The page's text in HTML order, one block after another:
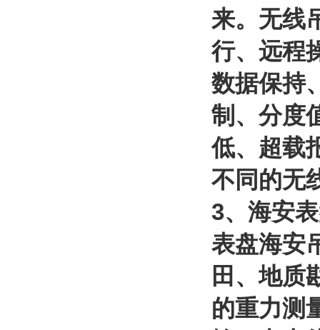
来。无线
行、远程
数据保持
制、分度
低、超载
不同的无
3、海安
表盘海安
田、地质
的重力测